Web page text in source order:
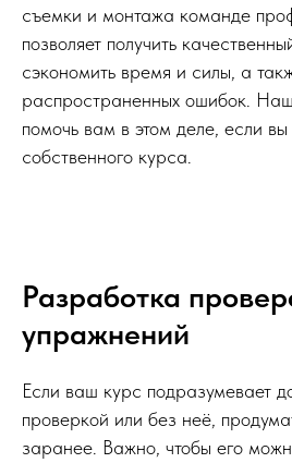
съемки и монтажа команде
позволяет получить
сэкономить время и силы, а
распространенных ошибок.
помочь вам в этом деле, если
собственного курса.
Разработка
упражнений
Если ваш курс подразумевает
проверкой или без неё,
заранее. Важно, чтобы его